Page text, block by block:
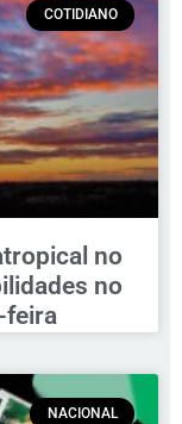
COTIDIANO
no
no
feira
NACIONAL